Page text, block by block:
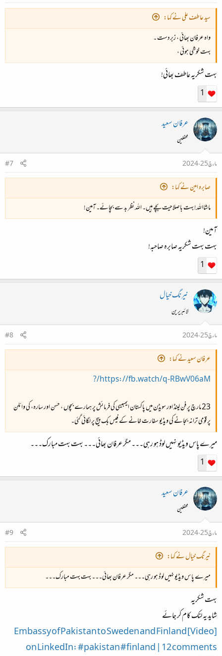
سید عاطف علی نے کہا:
واہ عرفان بھائی ، زبردست ۔
بہت خوشی ہوئی ،
بہت شکریہ عاطف بھائی!
1
عرفان سعید
محفلین
مارچ 25، 2024
#7
صابرہ امین نے کہا:
ماشااللہ! بہت باصلاحیت بچے ہیں۔ اللہ نظر بد سے بچائے۔ آمین!
آمین!
بہت بہت شکریہ صابرہ صاحبہ!
1
نیرنگ خیال
لائبریرین
مارچ 25، 2024
#8
عرفان سعید نے کہا:
https://fb.watch/q-RBwV06aM/?
23 مارچ پر فن لینڈ اور سویڈن میں پاکستان ایمبیسی کی فرمائش پر ہمارے بچوں ، حسن اور سارہ، کی وائلن
پر قومی ترانہ بجانے کی ویڈیو سفارت خانے کے فیس بک پیج پر لگائی گئی۔
میرے پاس ویڈیو نہیں لوڈ ہو رہی۔۔۔ مگر عرفان بھائی۔۔۔ بہت بہت مبارک۔۔۔
1
عرفان سعید
محفلین
مارچ 25، 2024
#9
نیرنگ خیال نے کہا:
میرے پاس ویڈیو نہیں لوڈ ہو رہی۔۔۔ مگر عرفان بھائی۔۔۔ بہت بہت مبارک۔۔۔
بہت شکریہ
شاید یہ لنک کام کر جائے
[Video] Embassy of Pakistan to Sweden and Finland
on LinkedIn: #pakistan #finland | 12 comments